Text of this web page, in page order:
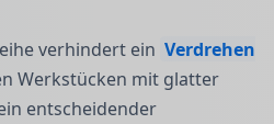
verhindert ein Verdrehen
Werkstücken mit glatter
entscheidender